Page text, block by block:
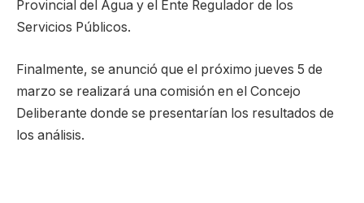
Provincial del Agua y el Ente Regulador de los
Servicios Públicos.
Finalmente, se anunció que el próximo jueves 5 de
marzo se realizará una comisión en el Concejo
Deliberante donde se presentarían los resultados de
los análisis.